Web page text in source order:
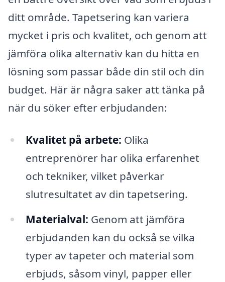
ditt område. Tapetsering kan variera
mycket i pris och kvalitet, och genom att
jämföra olika alternativ kan du hitta en
lösning som passar både din stil och din
budget. Här är några saker att tänka på
när du söker efter erbjudanden:
Kvalitet på arbete: Olika
entreprenörer har olika erfarenhet
och tekniker, vilket påverkar
slutresultatet av din tapetsering.
Materialval: Genom att jämföra
erbjudanden kan du också se vilka
typer av tapeter och material som
erbjuds, såsom vinyl, papper eller